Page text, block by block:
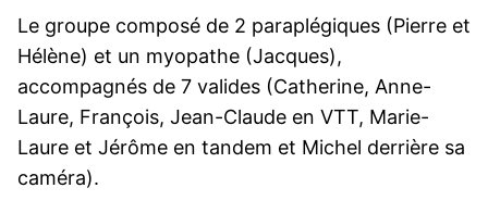
Le groupe composé de 2 paraplégiques (Pierre et
Hélène) et un myopathe (Jacques),
accompagnés de 7 valides (Catherine, Anne-
Laure, François, Jean-Claude en VTT, Marie-
Laure et Jérôme en tandem et Michel derrière sa
caméra).